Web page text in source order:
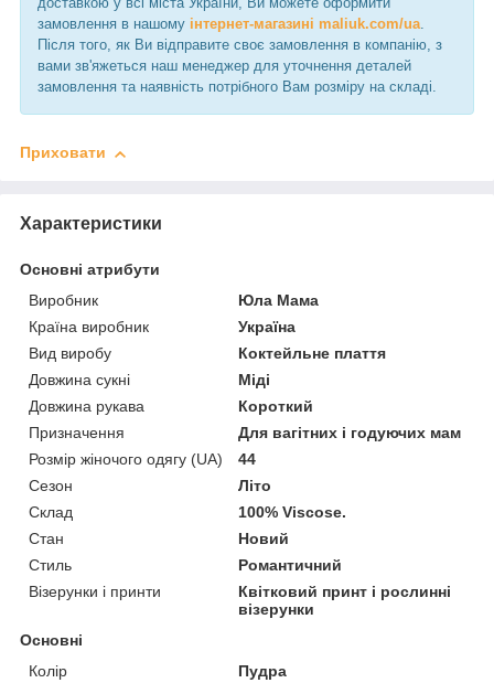
замовлення в нашому інтернет-магазині maliuk.com/ua.
Після того, як Ви відправите своє замовлення в компанію, з
вами зв'яжеться наш менеджер для уточнення деталей
замовлення та наявність потрібного Вам розміру на складі.
Приховати
Характеристики
Основні атрибути
Виробник
Юла Мама
Країна виробник
Україна
Вид виробу
Коктейльне плаття
Довжина сукні
Міді
Довжина рукава
Короткий
Призначення
Для вагітних і годуючих мам
Розмір жіночого одягу (UA)
44
Сезон
Літо
Склад
100% Viscose.
Стан
Новий
Стиль
Романтичний
Візерунки і принти
Квітковий принт і рослинні
візерунки
Основні
Колір
Пудра